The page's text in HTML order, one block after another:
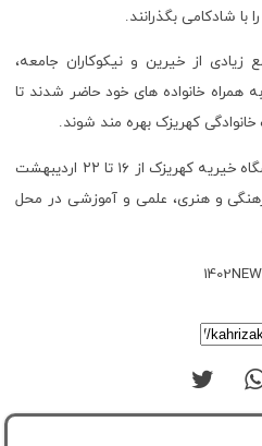
با شادکامی بگذرانند.
زیادی از خیرین و نیکوکاران جامعه،
همراه خانواده های خود حاضر شدند تا
خانوادگی کهریزک بهره مند شوند.
جشنواره ۵۰ سالگی تأسیس آسایشگاه خیریه کهریزک از ۱۶ تا ۲۲ اردیبهشت
فرهنگی و هنری، علمی و آموزشی در محل